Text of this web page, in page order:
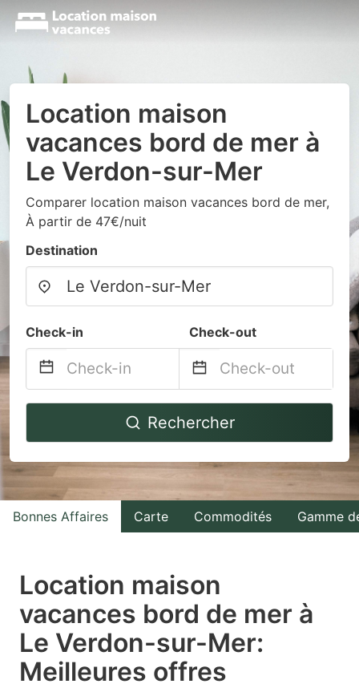
Location maison
vacances bord de mer à
Le Verdon-sur-Mer
Comparer location maison vacances bord de mer,
À partir de 47€/nuit
Destination
Check-in Check-out
Navigate
to
interact
with
the
select
a
date.
Press
Navigate
backward
to
interact
with
the
select
a
date.
Press
Rechercher
Bonnes Affaires Carte Commodités Gamme
Location maison
vacances bord de mer à
Le Verdon-sur-Mer:
Meilleures offres